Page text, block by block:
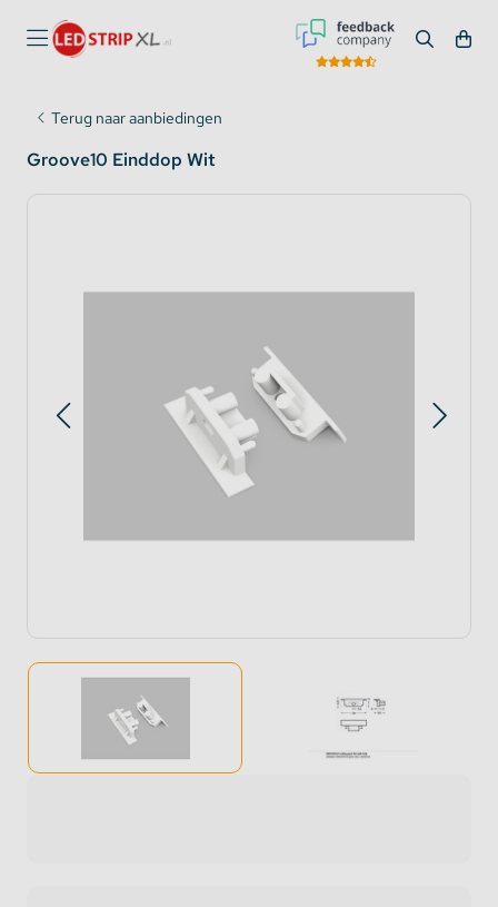
Terug naar aanbiedingen
Groove10 Einddop Wit